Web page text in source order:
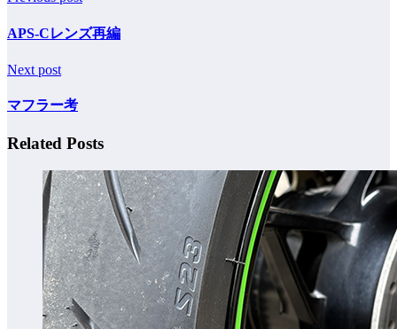
APS-Cレンズ再編
Next post
マフラー考
Related Posts